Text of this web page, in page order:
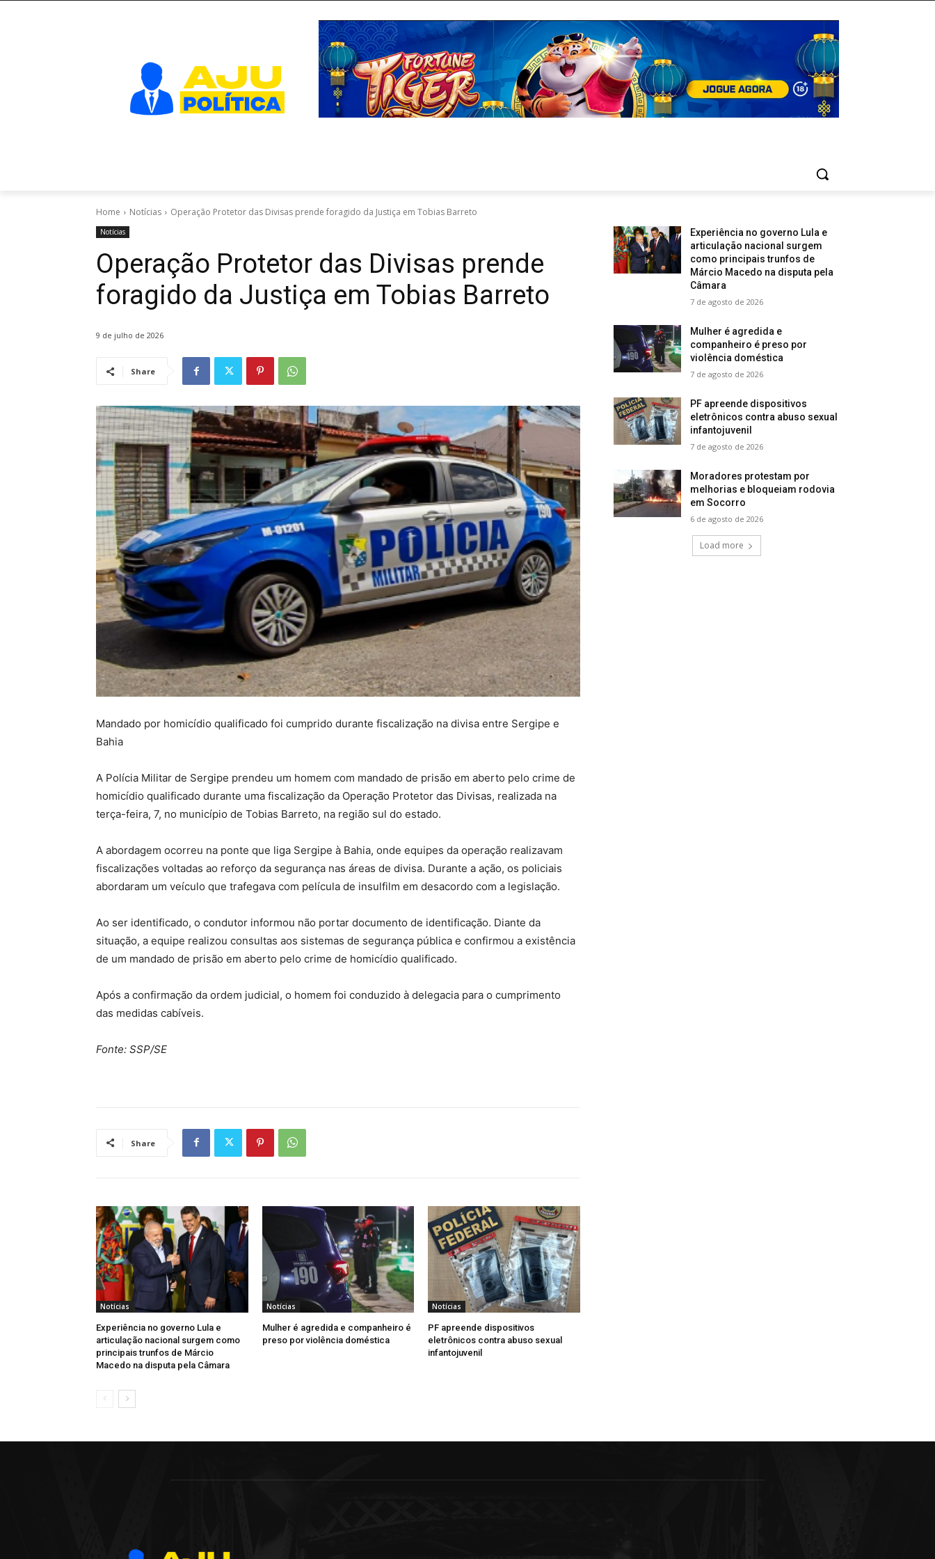
Home Notícias Operação Protetor das Divisas prende foragido da Justiça em Tobias Barreto
Notícias
Operação Protetor das Divisas prende
foragido da Justiça em Tobias Barreto
9 de julho de 2026
Share
Mandado por homicídio qualificado foi cumprido durante fiscalização na divisa entre Sergipe e
Bahia
A Polícia Militar de Sergipe prendeu um homem com mandado de prisão em aberto pelo crime de
homicídio qualificado durante uma fiscalização da Operação Protetor das Divisas, realizada na
terça-feira, 7, no município de Tobias Barreto, na região sul do estado.
A abordagem ocorreu na ponte que liga Sergipe à Bahia, onde equipes da operação realizavam
fiscalizações voltadas ao reforço da segurança nas áreas de divisa. Durante a ação, os policiais
abordaram um veículo que trafegava com película de insulfilm em desacordo com a legislação.
Ao ser identificado, o condutor informou não portar documento de identificação. Diante da
situação, a equipe realizou consultas aos sistemas de segurança pública e confirmou a existência
de um mandado de prisão em aberto pelo crime de homicídio qualificado.
Após a confirmação da ordem judicial, o homem foi conduzido à delegacia para o cumprimento
das medidas cabíveis.
Fonte: SSP/SE
Share
Notícias
Experiência no governo Lula e
articulação nacional surgem como
principais trunfos de Márcio
Macedo na disputa pela Câmara
Notícias
Mulher é agredida e companheiro é
preso por violência doméstica
Notícias
PF apreende dispositivos
eletrônicos contra abuso sexual
infantojuvenil
Experiência no governo Lula e
articulação nacional surgem
como principais trunfos de
Márcio Macedo na disputa pela
Câmara
7 de agosto de 2026
Mulher é agredida e
companheiro é preso por
violência doméstica
7 de agosto de 2026
PF apreende dispositivos
eletrônicos contra abuso sexual
infantojuvenil
7 de agosto de 2026
Moradores protestam por
melhorias e bloqueiam rodovia
em Socorro
6 de agosto de 2026
Load more